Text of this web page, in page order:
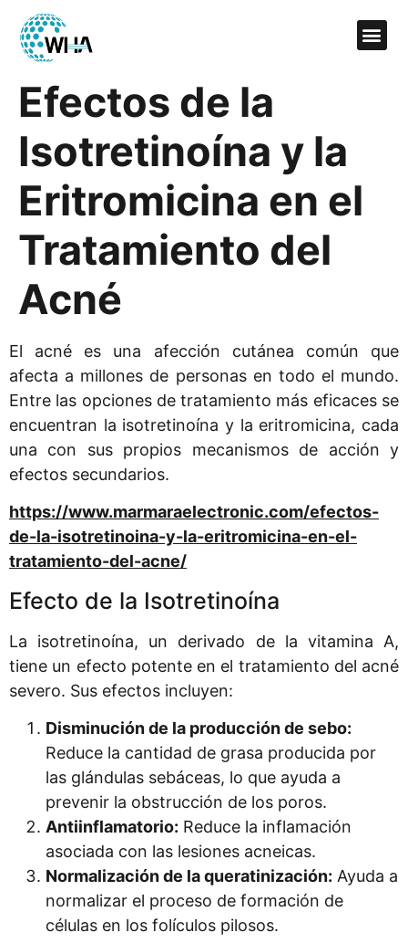
Efectos de la
Isotretinoína y la
Eritromicina en el
Tratamiento del
Acné
El acné es una afección cutánea común que
afecta a millones de personas en todo el mundo.
Entre las opciones de tratamiento más eficaces se
encuentran la isotretinoína y la eritromicina, cada
una con sus propios mecanismos de acción y
efectos secundarios.
https://www.marmaraelectronic.com/efectos-
de-la-isotretinoina-y-la-eritromicina-en-el-
tratamiento-del-acne/
Efecto de la Isotretinoína
La isotretinoína, un derivado de la vitamina A,
tiene un efecto potente en el tratamiento del acné
severo. Sus efectos incluyen:
Disminución de la producción de sebo:
Reduce la cantidad de grasa producida por
las glándulas sebáceas, lo que ayuda a
prevenir la obstrucción de los poros.
Antiinflamatorio: Reduce la inflamación
asociada con las lesiones acneicas.
Normalización de la queratinización: Ayuda a
normalizar el proceso de formación de
células en los folículos pilosos.